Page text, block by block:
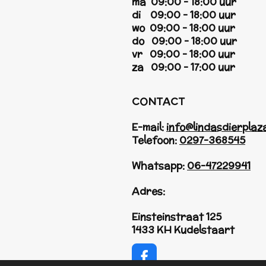
di 09:00 - 18:00 uur
wo 09:00 - 18:00 uur
do 09:00 - 18:00 uur
vr 09:00 - 18:00 uur
za 09:00 - 17:00 uur
CONTACT
E-mail:
Telefoon: 0297-368545
Whatsapp: 06-47229941
Adres:
Einsteinstraat 125
1433 KH Kudelstaart
F